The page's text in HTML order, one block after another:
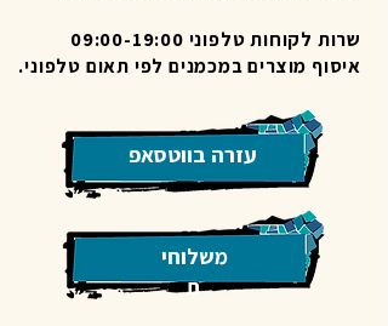
שרות לקוחות טלפוני 09:00-19:00
איסוף מוצרים במכמנים לפי תאום טלפוני.
עזרה בווטסאפ
משלוחי
ם